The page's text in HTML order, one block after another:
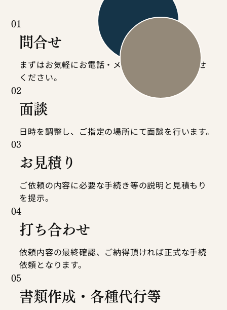
01
問合せ
まずはお気軽にお電話・メールにてお問い合わせ
ください。
02
面談
日時を調整し、ご指定の場所にて面談を行います。
03
お見積り
ご依頼の内容に必要な手続き等の説明と見積もり
を提示。
04
打ち合わせ
依頼内容の最終確認、ご納得頂ければ正式な手続
依頼となります。
05
書類作成・各種代行等